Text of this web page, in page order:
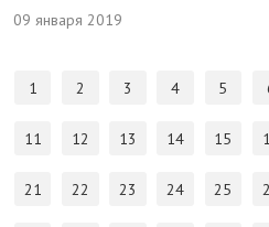
09 января 2019
1 2 3 4 5
11 12 13 14 15
21 22 23 24 25